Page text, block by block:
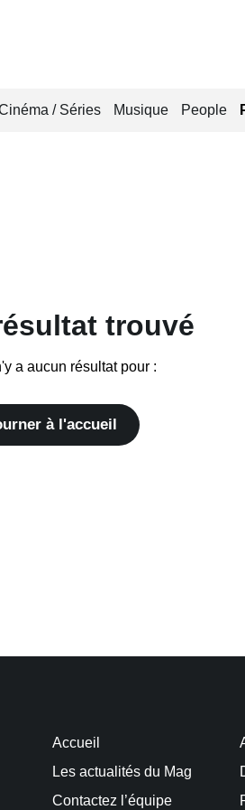
/ Séries Musique People
trouvé
a aucun résultat pour :
à l'accueil
Accueil
Les actualités du Mag
Contactez l’équipe